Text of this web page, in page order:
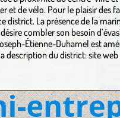
et de vélo. Pour le plaisir des
district. La présence de la
combler son besoin
Étienne-Duhamel est
description du district: site